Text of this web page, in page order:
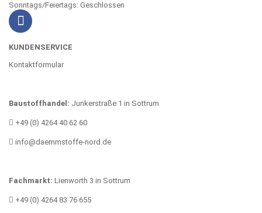
Sonntags/Feiertags: Geschlossen
KUNDENSERVICE
Kontaktformular
Baustoffhandel: Junkerstraße 1 in Sottrum
+49 (0) 4264 40 62 60
info@daemmstoffe-nord.de
Fachmarkt: Lienworth 3 in Sottrum
+49 (0) 4264 83 76 655